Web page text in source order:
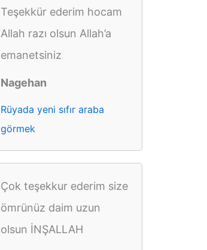
Teşekkür ederim hocam
Allah razı olsun Allah’a
emanetsiniz
Nagehan
Rüyada yeni sıfır araba
görmek
Çok teşekkur ederim size
ömrünüz daim uzun
olsun İNŞALLAH